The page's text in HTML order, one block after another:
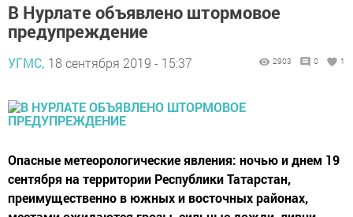
В Нурлате объявлено штормовое
предупреждение
УГМС, 18 сентября 2019 - 15:37 2903 0 1
Опасные метеорологические явления: ночью и днем 19
сентября на территории Республики Татарстан,
преимущественно в южных и восточных районах,